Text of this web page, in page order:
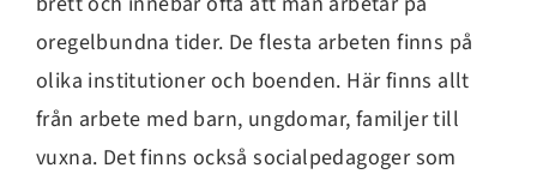
oregelbundna tider. De flesta arbeten finns på
olika institutioner och boenden. Här finns allt
från arbete med barn, ungdomar, familjer till
vuxna. Det finns också socialpedagoger som